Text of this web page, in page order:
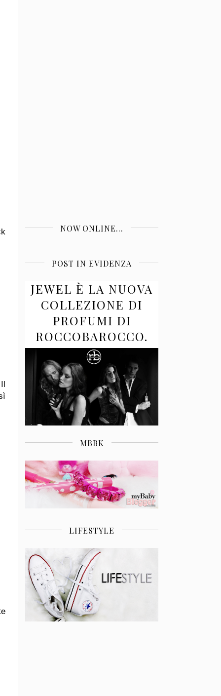
NOW ONLINE...
POST IN EVIDENZA
JEWEL È LA NUOVA
COLLEZIONE DI
PROFUMI DI
ROCCOBAROCCO.
MBBK
LIFESTYLE